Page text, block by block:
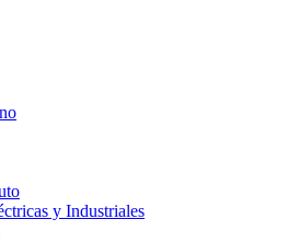
y Industriales